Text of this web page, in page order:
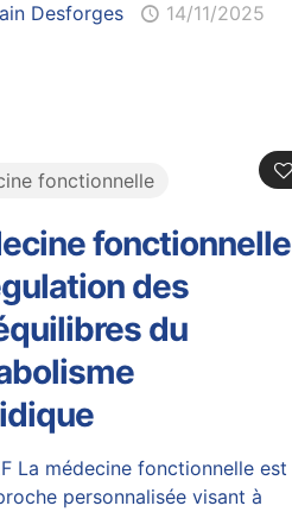
Desforges 14/11/2025
fonctionnelle
fonctionnelle
des
du
La médecine fonctionnelle est
personnalisée visant à